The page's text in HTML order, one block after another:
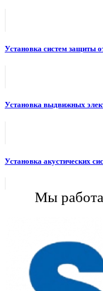
Установка систем защиты
Установка выдвижных
Установка акустических
Мы